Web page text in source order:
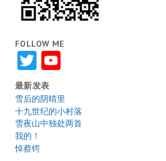
FOLLOW ME
TwitterYouTube
最新发表
雪后的阴晴里
十九世纪的小村落
雪夜山中独处两首
我的！
悼蔡锷